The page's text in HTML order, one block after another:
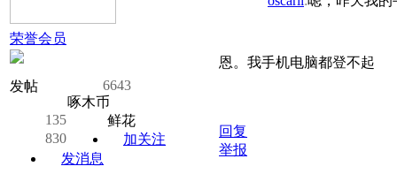
荣誉会员
发帖
6643
啄木币
135
鲜花
830
加关注
发消息
恩。我手机电脑都登不起
回复
举报